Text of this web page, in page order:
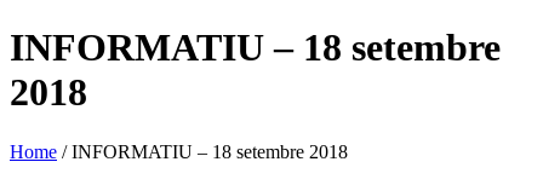
INFORMATIU – 18 setembre
2018
Home /INFORMATIU – 18 setembre 2018